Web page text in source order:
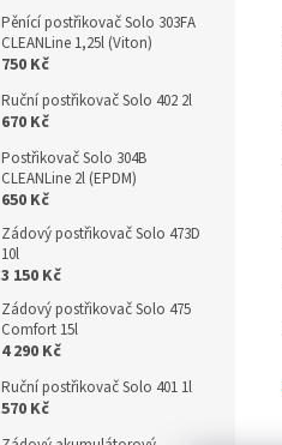
Pěnící postřikovač Solo 303FA
CLEANLine 1,25l (Viton)
750 Kč
Ruční postřikovač Solo 402 2l
670 Kč
Postřikovač Solo 304B
CLEANLine 2l (EPDM)
650 Kč
Zádový postřikovač Solo 473D
10l
3 150 Kč
Zádový postřikovač Solo 475
Comfort 15l
4 290 Kč
Ruční postřikovač Solo 401 1l
570 Kč